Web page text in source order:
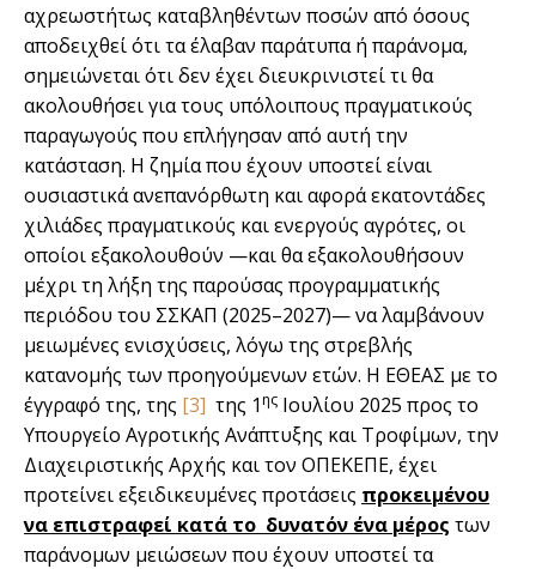
αχρεωστήτως καταβληθέντων ποσών από όσους
αποδειχθεί ότι τα έλαβαν παράτυπα ή παράνομα,
σημειώνεται ότι δεν έχει διευκρινιστεί τι θα
ακολουθήσει για τους υπόλοιπους πραγματικούς
παραγωγούς που επλήγησαν από αυτή την
κατάσταση. Η ζημία που έχουν υποστεί είναι
ουσιαστικά ανεπανόρθωτη και αφορά εκατοντάδες
χιλιάδες πραγματικούς και ενεργούς αγρότες, οι
οποίοι εξακολουθούν —και θα εξακολουθήσουν
μέχρι τη λήξη της παρούσας προγραμματικής
περιόδου του ΣΣΚΑΠ (2025–2027)— να λαμβάνουν
μειωμένες ενισχύσεις, λόγω της στρεβλής
κατανομής των προηγούμενων ετών. Η ΕΘΕΑΣ με το
έγγραφό της, της [3] της 1ης Ιουλίου 2025 προς το
Υπουργείο Αγροτικής Ανάπτυξης και Τροφίμων, την
Διαχειριστικής Αρχής και τον ΟΠΕΚΕΠΕ, έχει
προτείνει εξειδικευμένες προτάσεις προκειμένου
να επιστραφεί κατά το δυνατόν ένα μέρος των
παράνομων μειώσεων που έχουν υποστεί τα